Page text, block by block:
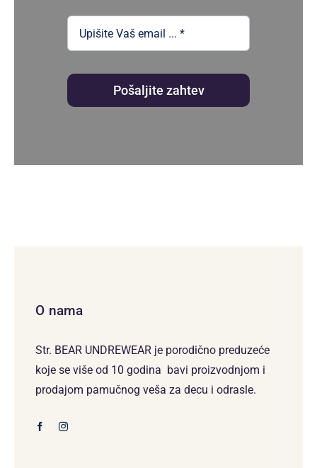
Pošaljite zahtev
O nama
Str. BEAR UNDREWEAR je porodično preduzeće
koje se više od 10 godina bavi proizvodnjom i
prodajom pamučnog veša za decu i odrasle.